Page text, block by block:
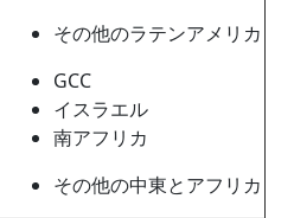
その他のラテンアメリカ
GCC
イスラエル
南アフリカ
その他の中東とアフリカ